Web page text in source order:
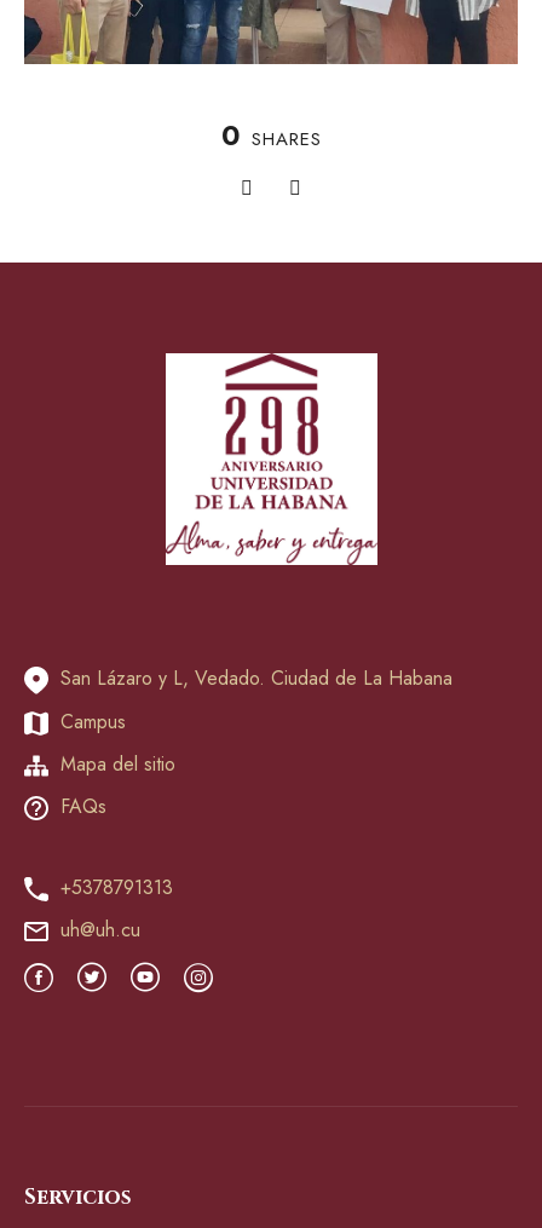
0 SHARES
San Lázaro y L, Vedado. Ciudad de La Habana
Campus
Mapa del sitio
FAQs
+5378791313
uh@uh.cu
Servicios